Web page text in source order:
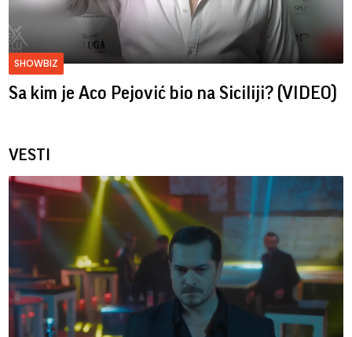
SHOWBIZ
Sa kim je Aco Pejović bio na Siciliji? (VIDEO)
VESTI